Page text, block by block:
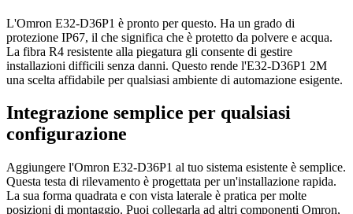
L'Omron E32-D36P1 è pronto per questo. Ha un grado di
protezione IP67, il che significa che è protetto da polvere e acqua.
La fibra R4 resistente alla piegatura gli consente di gestire
installazioni difficili senza danni. Questo rende l'E32-D36P1 2M
una scelta affidabile per qualsiasi ambiente di automazione esigente.
Integrazione semplice per qualsiasi
configurazione
Aggiungere l'Omron E32-D36P1 al tuo sistema esistente è semplice.
Questa testa di rilevamento è progettata per un'installazione rapida.
La sua forma quadrata e con vista laterale è pratica per molte
posizioni di montaggio. Puoi collegarla ad altri componenti Omron,